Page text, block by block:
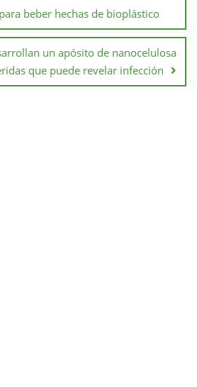
beber hechas de bioplástico
un apósito de nanocelulosa
que puede revelar infección